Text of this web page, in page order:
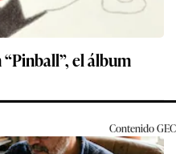
el álbum
ContenidoGEC